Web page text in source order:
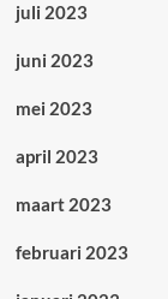
juli 2023
juni 2023
mei 2023
april 2023
maart 2023
februari 2023